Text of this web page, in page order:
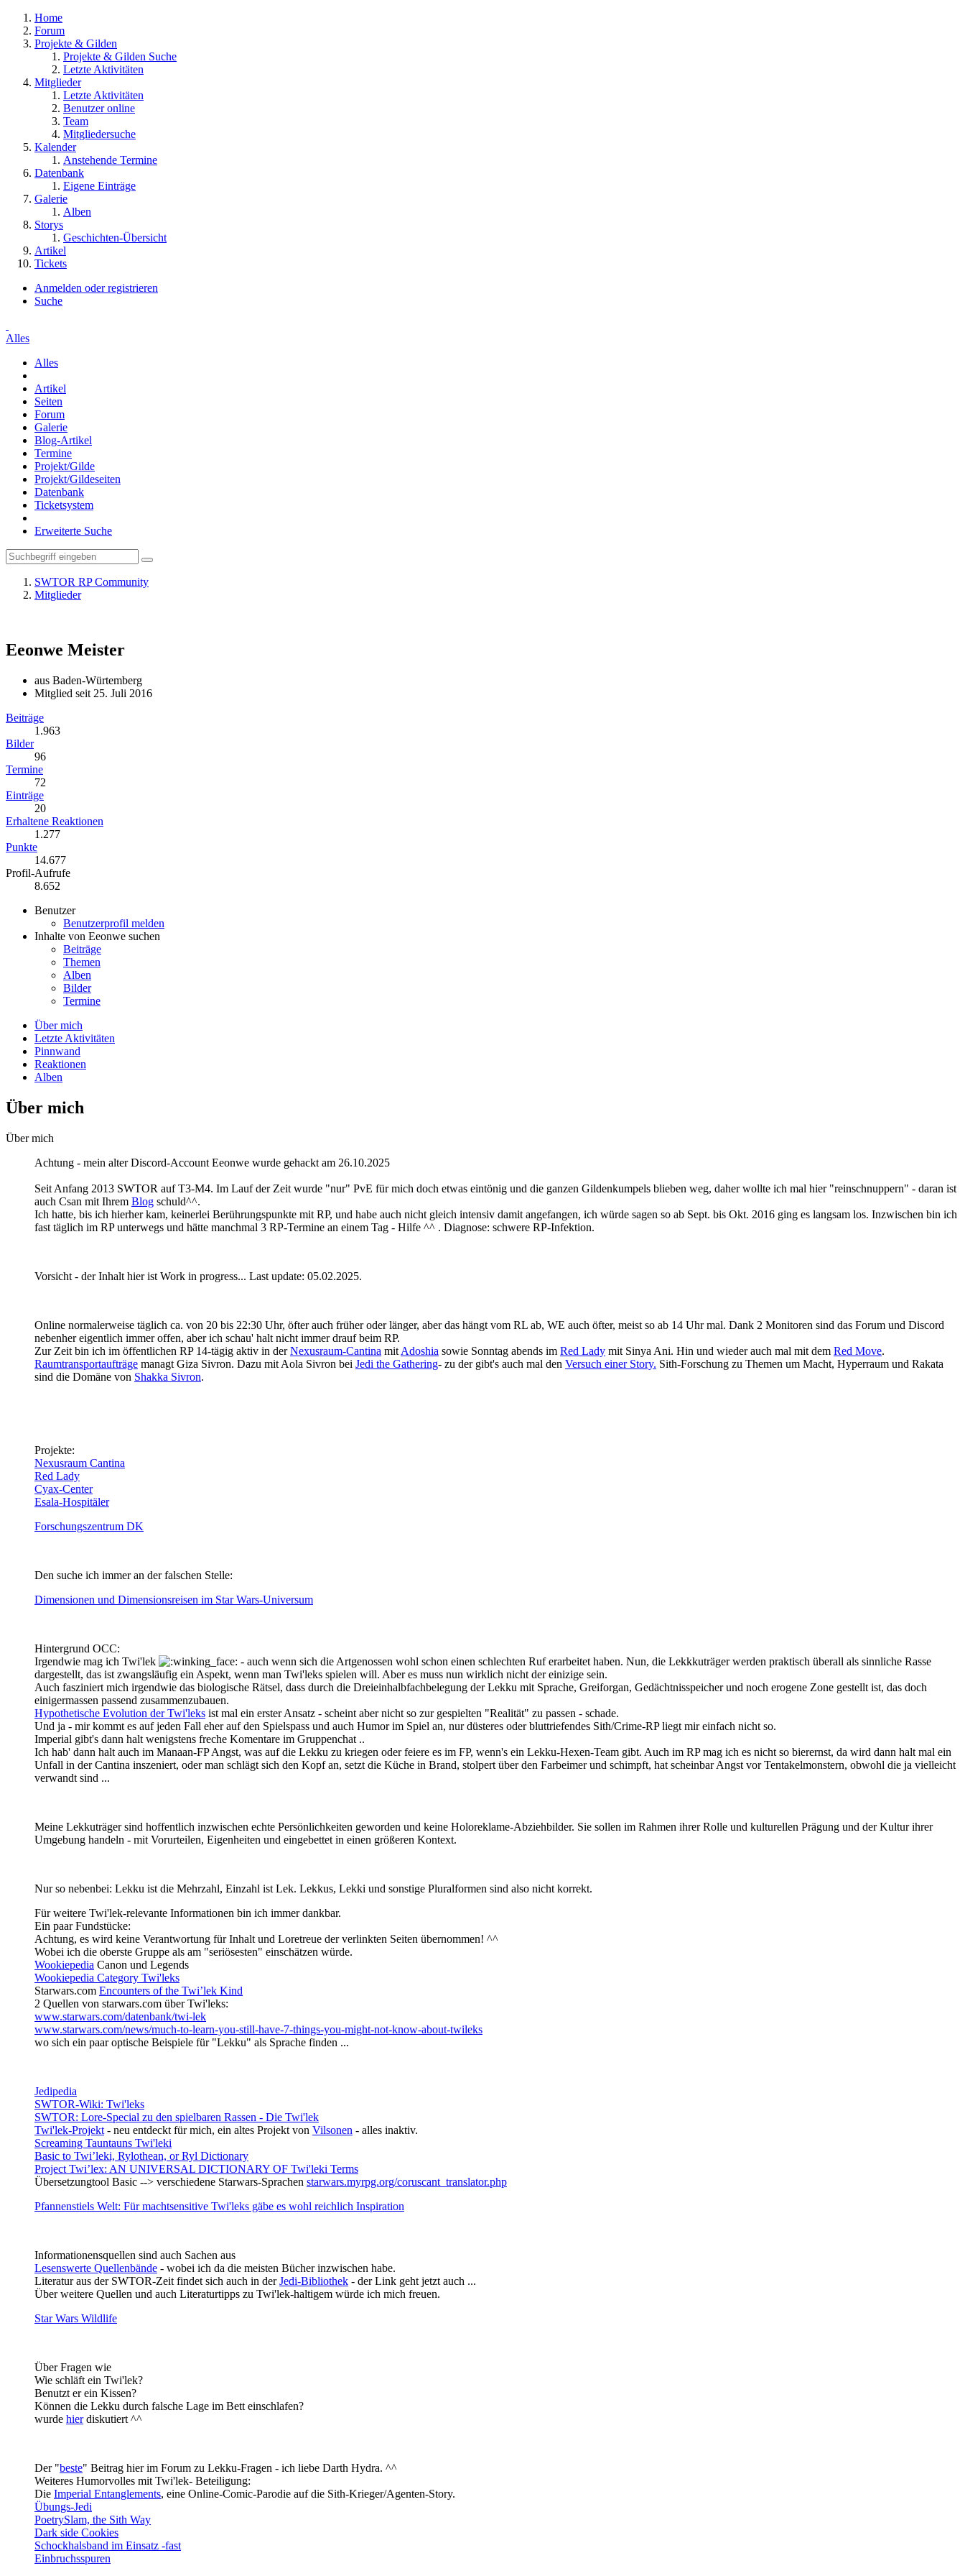
Home
Forum
Projekte & Gilden
Projekte & Gilden Suche
Letzte Aktivitäten
Mitglieder
Letzte Aktivitäten
Benutzer online
Team
Mitgliedersuche
Kalender
Anstehende Termine
Datenbank
Eigene Einträge
Galerie
Alben
Storys
Geschichten-Übersicht
Artikel
Tickets
Anmelden oder registrieren
Suche
Alles
Alles
Artikel
Seiten
Forum
Galerie
Blog-Artikel
Termine
Projekt/Gilde
Projekt/Gildeseiten
Datenbank
Ticketsystem
Erweiterte Suche
SWTOR RP Community
Mitglieder
Eeonwe Meister
aus Baden-Würtemberg
Mitglied seit 25. Juli 2016
Beiträge
1.963
Bilder
96
Termine
72
Einträge
20
Erhaltene Reaktionen
1.277
Punkte
14.677
Profil-Aufrufe
8.652
Benutzer
Benutzerprofil melden
Inhalte von Eeonwe suchen
Beiträge
Themen
Alben
Bilder
Termine
Über mich
Letzte Aktivitäten
Pinnwand
Reaktionen
Alben
Über mich
Über mich
Achtung - mein alter Discord-Account Eeonwe wurde gehackt am 26.10.2025
Seit Anfang 2013 SWTOR auf T3-M4. Im Lauf der Zeit wurde "nur" PvE für mich doch etwas eintönig und die ganzen Gildenkumpels blieben weg, daher wollte ich mal hier "reinschnuppern" - daran ist
auch Csan mit Ihrem Blog schuld^^.
Ich hatte, bis ich hierher kam, keinerlei Berührungspunkte mit RP, und habe auch nicht gleich intensiv damit angefangen, ich würde sagen so ab Sept. bis Okt. 2016 ging es langsam los. Inzwischen bin ich
fast täglich im RP unterwegs und hätte manchmal 3 RP-Termine an einem Tag - Hilfe ^^ . Diagnose: schwere RP-Infektion.
Vorsicht - der Inhalt hier ist Work in progress... Last update: 05.02.2025.
Online normalerweise täglich ca. von 20 bis 22:30 Uhr, öfter auch früher oder länger, aber das hängt vom RL ab, WE auch öfter, meist so ab 14 Uhr mal. Dank 2 Monitoren sind das Forum und Discord
nebenher eigentlich immer offen, aber ich schau' halt nicht immer drauf beim RP.
Zur Zeit bin ich im öffentlichen RP 14-tägig aktiv in derNexusraum-Cantina mit Adoshia sowie Sonntag abends im Red Lady mit Sinya Ani. Hin und wieder auch mal mit dem Red Move.
Raumtransportaufträge managt Giza Sivron. Dazu mit Aola Sivron bei Jedi the Gathering- zu der gibt's auch mal den Versuch einer Story. Sith-Forschung zu Themen um Macht, Hyperraum und Rakata
sind die Domäne von Shakka Sivron.
Projekte:
Nexusraum Cantina
Red Lady
Cyax-Center
Esala-Hospitäler
Forschungszentrum DK
Den suche ich immer an der falschen Stelle:
Dimensionen und Dimensionsreisen im Star Wars-Universum
Hintergrund OCC:
Irgendwie mag ich Twi'lek
- auch wenn sich die Artgenossen wohl schon einen schlechten Ruf erarbeitet haben. Nun, die Lekkkuträger werden praktisch überall als sinnliche Rasse
dargestellt, das ist zwangsläufig ein Aspekt, wenn man Twi'leks spielen will. Aber es muss nun wirklich nicht der einizige sein.
Auch fasziniert mich irgendwie das biologische Rätsel, dass durch die Dreieinhalbfachbelegung der Lekku mit Sprache, Greiforgan, Gedächtnisspeicher und noch erogene Zone gestellt ist, das doch
einigermassen passend zusammenzubauen.
Hypothetische Evolution der Twi'leks ist mal ein erster Ansatz - scheint aber nicht so zur gespielten "Realität" zu passen - schade.
Und ja - mir kommt es auf jeden Fall eher auf den Spielspass und auch Humor im Spiel an, nur düsteres oder bluttriefendes Sith/Crime-RP liegt mir einfach nicht so.
Imperial gibt's dann halt wenigstens freche Komentare im Gruppenchat ..
Ich hab' dann halt auch im Manaan-FP Angst, was auf die Lekku zu kriegen oder feiere es im FP, wenn's ein Lekku-Hexen-Team gibt. Auch im RP mag ich es nicht so bierernst, da wird dann halt mal ein
Unfall in der Cantina inszeniert, oder man schlägt sich den Kopf an, setzt die Küche in Brand, stolpert über den Farbeimer und schimpft, hat scheinbar Angst vor Tentakelmonstern, obwohl die ja vielleicht
verwandt sind ...
Meine Lekkuträger sind hoffentlich inzwischen echte Persönlichkeiten geworden und keine Holoreklame-Abziehbilder. Sie sollen im Rahmen ihrer Rolle und kulturellen Prägung und der Kultur ihrer
Umgebung handeln - mit Vorurteilen, Eigenheiten und eingebettet in einen größeren Kontext.
Nur so nebenbei: Lekku ist die Mehrzahl, Einzahl ist Lek. Lekkus, Lekki und sonstige Pluralformen sind also nicht korrekt.
Für weitere Twi'lek-relevante Informationen bin ich immer dankbar.
Ein paar Fundstücke:
Achtung, es wird keine Verantwortung für Inhalt und Loretreue der verlinkten Seiten übernommen! ^^
Wobei ich die oberste Gruppe als am "seriösesten" einschätzen würde.
Wookiepedia Canon und Legends
Wookiepedia Category Twi'leks
Starwars.com Encounters of the Twi’lek Kind
2 Quellen von starwars.com über Twi'leks:
www.starwars.com/datenbank/twi-lek
www.starwars.com/news/much-to-learn-you-still-have-7-things-you-might-not-know-about-twileks
wo sich ein paar optische Beispiele für "Lekku" als Sprache finden ...
Jedipedia
SWTOR-Wiki: Twi'leks
SWTOR: Lore-Special zu den spielbaren Rassen - Die Twi'lek
Twi'lek-Projekt - neu entdeckt für mich, ein altes Projekt von Vilsonen - alles inaktiv.
Screaming Tauntauns Twi'leki
Basic to Twi’leki, Rylothean, or Ryl Dictionary
Project Twi’lex: AN UNIVERSAL DICTIONARY OF Twi'leki Terms
Übersetzungtool Basic --> verschiedene Starwars-Sprachen starwars.myrpg.org/coruscant_translator.php
Pfannenstiels Welt: Für machtsensitive Twi'leks gäbe es wohl reichlich Inspiration
Informationensquellen sind auch Sachen aus
Lesenswerte Quellenbände - wobei ich da die meisten Bücher inzwischen habe.
Literatur aus der SWTOR-Zeit findet sich auch in derJedi-Bibliothek - der Link geht jetzt auch ...
Über weitere Quellen und auch Literaturtipps zu Twi'lek-haltigem würde ich mich freuen.
Star Wars Wildlife
Über Fragen wie
Wie schläft ein Twi'lek?
Benutzt er ein Kissen?
Können die Lekku durch falsche Lage im Bett einschlafen?
wurde hierdiskutiert ^^
Der "beste" Beitrag hier im Forum zu Lekku-Fragen - ich liebe Darth Hydra. ^^
Weiteres Humorvolles mit Twi'lek- Beteiligung:
Die Imperial Entanglements, eine Online-Comic-Parodie auf die Sith-Krieger/Agenten-Story.
Übungs-Jedi
PoetrySlam, the Sith Way
Dark side Cookies
Schockhalsband im Einsatz -fast
Einbruchsspuren